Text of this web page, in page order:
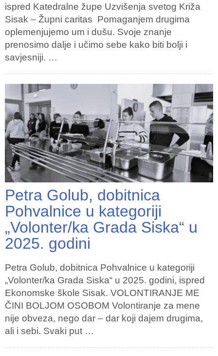
ispred Katedralne župe Uzvišenja svetog Križa
Sisak – Župni caritas Pomaganjem drugima
oplemenjujemo um i dušu. Svoje znanje
prenosimo dalje i učimo sebe kako biti bolji i
savjesniji. …
Petra Golub, dobitnica
Pohvalnice u kategoriji
„Volonter/ka Grada Siska“ u
2025. godini
Petra Golub, dobitnica Pohvalnice u kategoriji
„Volonter/ka Grada Siska“ u 2025. godini, ispred
Ekonomske škole Sisak. VOLONTIRANJE ME
ČINI BOLJOM OSOBOM Volontiranje za mene
nije obveza, nego dar – dar koji dajem drugima,
ali i sebi. Svaki put …